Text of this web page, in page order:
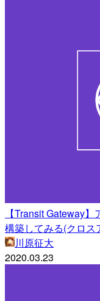
【Transit Gateway
構築してみる(クロス
川原征大
2020.03.23